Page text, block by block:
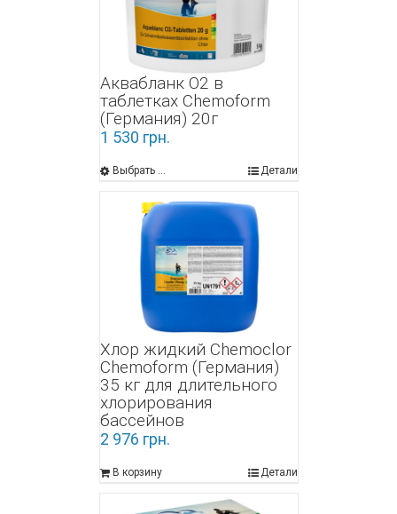
Аквабланк О2 в
таблетках Chemoform
(Германия) 20г
1 530 грн.
Выбрать ... Детали
Хлор жидкий Chemoclor
Chemoform (Германия)
35 кг для длительного
хлорирования
бассейнов
2 976 грн.
В корзину Детали